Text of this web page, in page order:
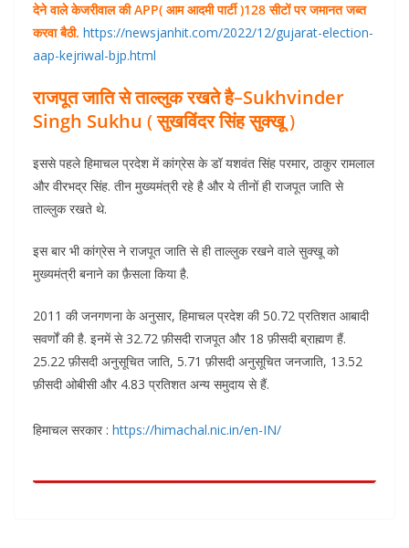
देने वाले केजरीवाल की APP( आम आदमी पार्टी )128 सीटों पर जमानत जब्त
करवा बैठी. https://newsjanhit.com/2022/12/gujarat-election-
aap-kejriwal-bjp.html
राजपूत जाति से ताल्लुक रखते है–Sukhvinder
Singh Sukhu (सुखविंदर सिंह सुक्खू)
इससे पहले हिमाचल प्रदेश में कांग्रेस के डॉ यशवंत सिंह परमार, ठाकुर रामलाल
और वीरभद्र सिंह. तीन मुख्यमंत्री रहे है और ये तीनों ही राजपूत जाति से
ताल्लुक रखते थे.
इस बार भी कांग्रेस ने राजपूत जाति से ही ताल्लुक रखने वाले सुक्खू को
मुख्यमंत्री बनाने का फ़ैसला किया है.
2011 की जनगणना के अनुसार, हिमाचल प्रदेश की 50.72 प्रतिशत आबादी
सवर्णों की है. इनमें से 32.72 फ़ीसदी राजपूत और 18 फ़ीसदी ब्राह्मण हैं.
25.22 फ़ीसदी अनुसूचित जाति, 5.71 फ़ीसदी अनुसूचित जनजाति, 13.52
फ़ीसदी ओबीसी और 4.83 प्रतिशत अन्य समुदाय से हैं.
हिमाचल सरकार : https://himachal.nic.in/en-IN/